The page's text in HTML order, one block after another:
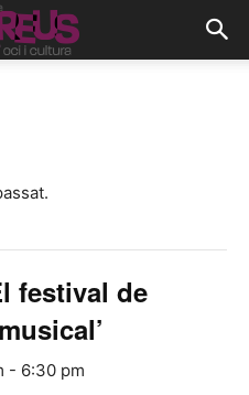
festival de
- 6:30 pm